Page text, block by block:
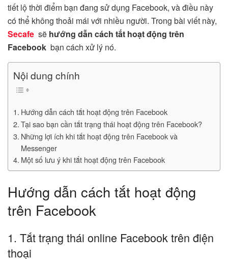
tiết lộ thời điểm bạn đang sử dụng Facebook, và điều này
có thể không thoải mái với nhiều người. Trong bài viết này,
Secafe sẽ hướng dẫn cách tắt hoạt động trên
Facebook bạn cách xử lý nó.
Nội dung chính
Hướng dẫn cách tắt hoạt động trên Facebook
Tại sao bạn cần tắt trạng thái hoạt động trên Facebook?
Những lợi ích khi tắt hoạt động trên Facebook và
Messenger
Một số lưu ý khi tắt hoạt động trên Facebook
Hướng dẫn cách tắt hoạt động
trên Facebook
1. Tắt trạng thái online Facebook trên điện
thoại